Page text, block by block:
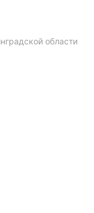
области